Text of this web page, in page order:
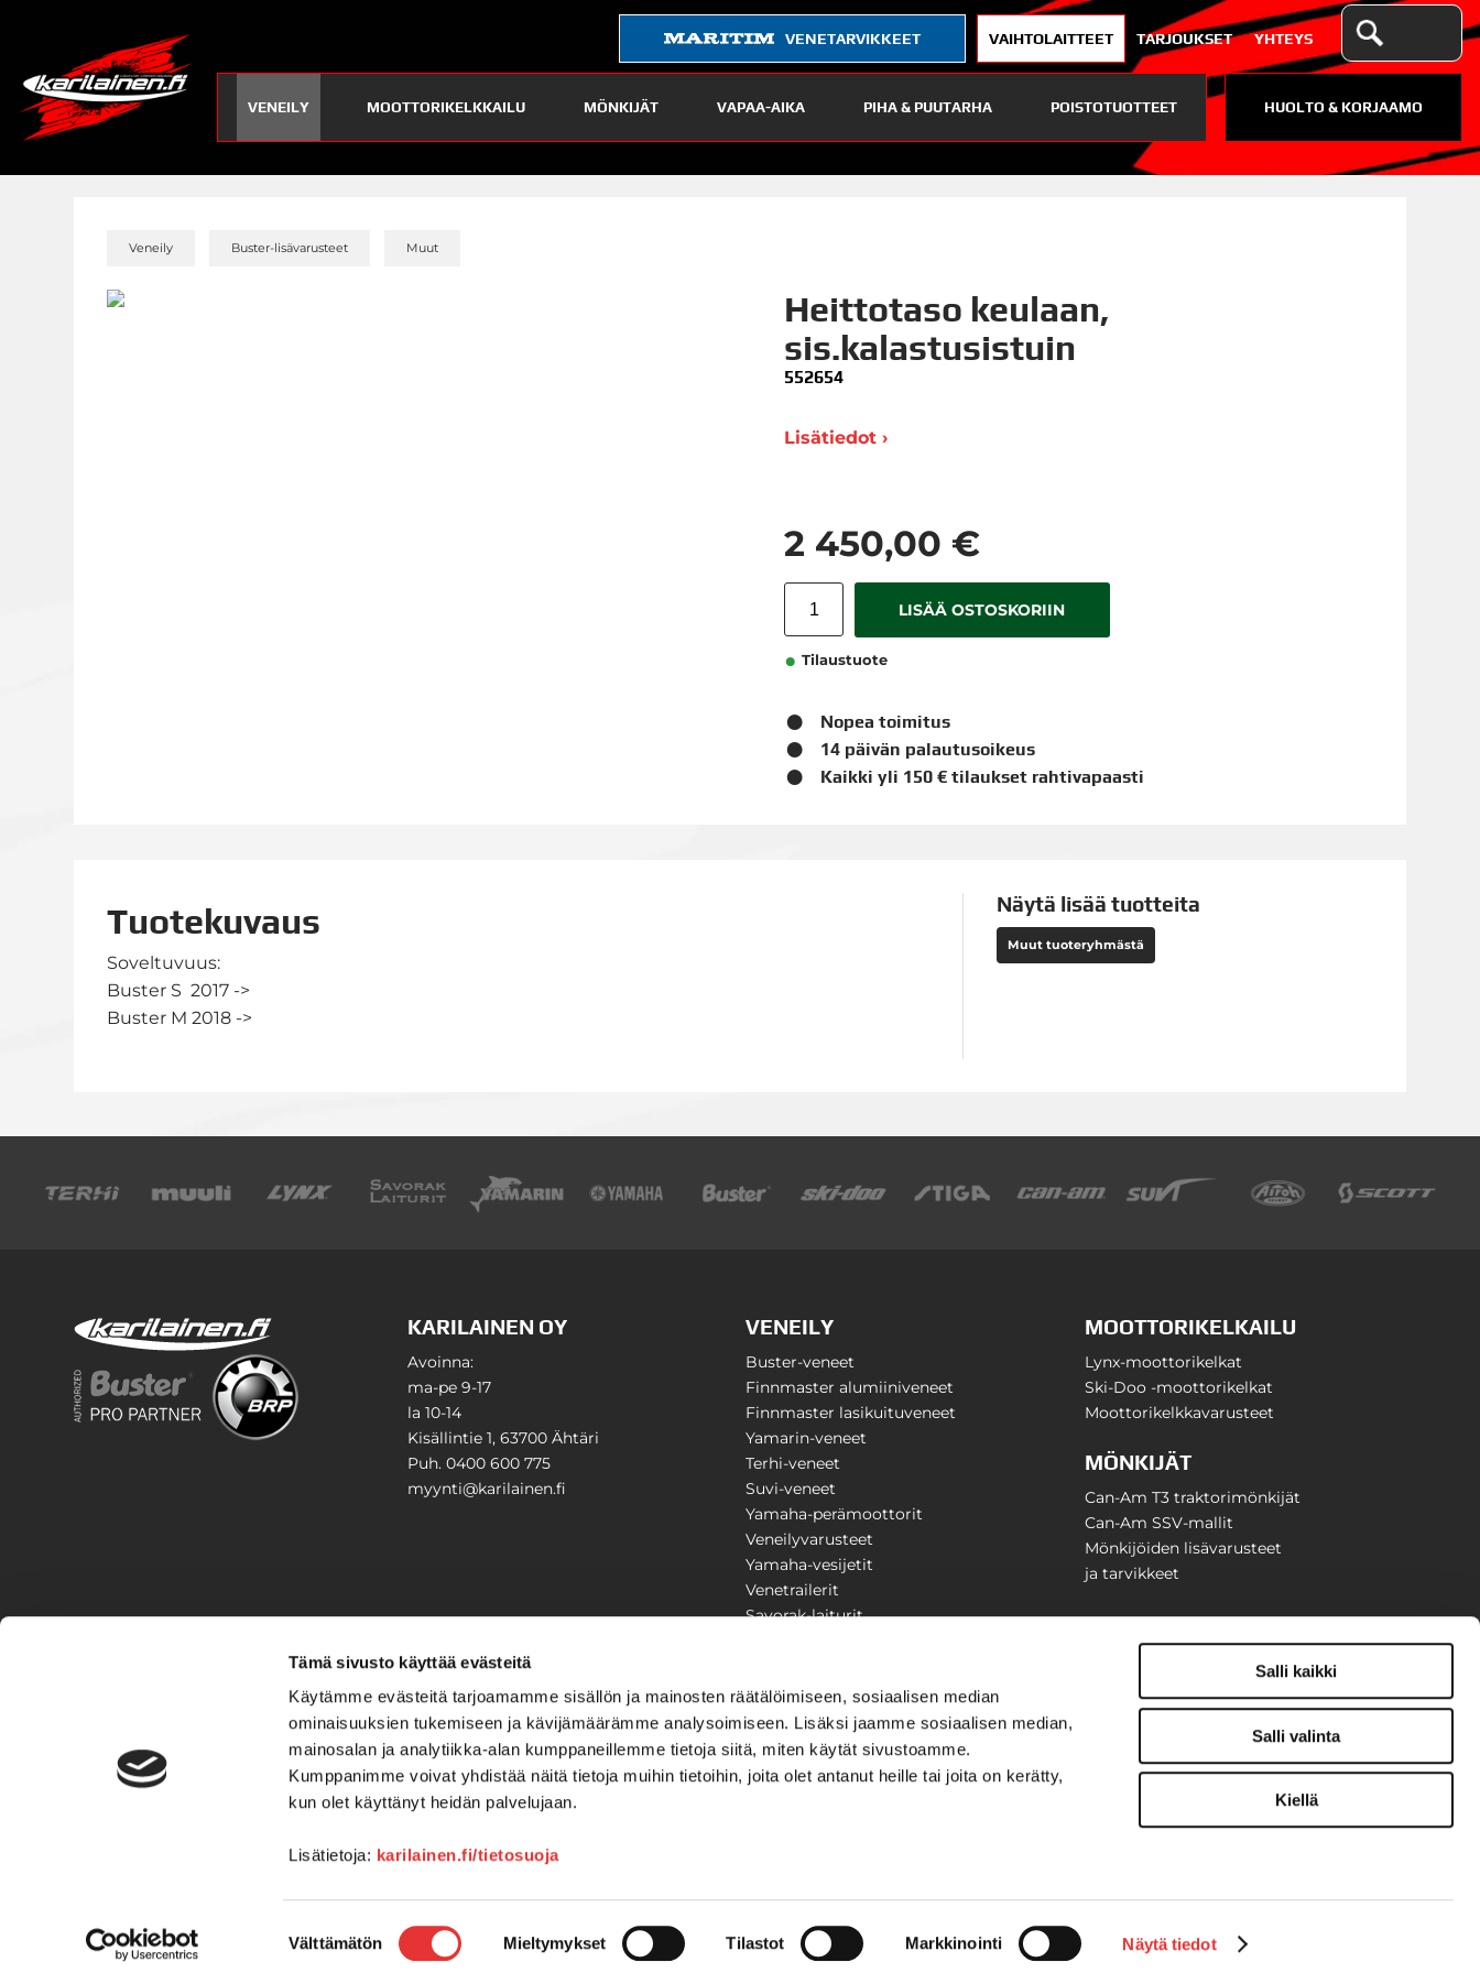
Tämä sivusto käyttää evästeitä
Käytämme evästeitä tarjoamamme sisällön ja mainosten räätälöimiseen, sosiaalisen median
ominaisuuksien tukemiseen ja kävijämäärämme analysoimiseen. Lisäksi jaamme sosiaalisen median,
mainosalan ja analytiikka-alan kumppaneillemme tietoja siitä, miten käytät sivustoamme.
Kumppanimme voivat yhdistää näitä tietoja muihin tietoihin, joita olet antanut heille tai joita on kerätty,
kun olet käyttänyt heidän palvelujaan.
Lisätietoja: karilainen.fi/tietosuoja
valinta
Välttämätön Mieltymykset Tilastot Markkinointi Näytä tiedot
Salli kaikki
Salli valinta
Kiellä
VENETARVIKKEET VAIHTOLAITTEET TARJOUKSET YHTEYS
VENEILY MOOTTORIKELKKAILU MÖNKIJÄT VAPAA-AIKA PIHA & PUUTARHA POISTOTUOTTEET HUOLTO & KORJAAMO
Veneily Buster-lisävarusteet Muut
Heittotaso keulaan,
sis.kalastusistuin
552654
Lisätiedot ›
2 450,00 €
LISÄÄ OSTOSKORIIN
Tilaustuote
Nopea toimitus
14 päivän palautusoikeus
Kaikki yli 150 € tilaukset rahtivapaasti
Tuotekuvaus
Soveltuvuus:
Buster S 2017 ->
Buster M 2018 ->
Näytä lisää tuotteita
Muut tuoteryhmästä
KARILAINEN OY
Avoinna:
ma-pe 9-17
la 10-14
Kisällintie 1, 63700 Ähtäri
Puh. 0400 600 775
myynti@karilainen.fi
VENEILY
Buster-veneet
Finnmaster alumiiniveneet
Finnmaster lasikuituveneet
Yamarin-veneet
Terhi-veneet
Suvi-veneet
Yamaha-perämoottorit
Veneilyvarusteet
Yamaha-vesijetit
Venetrailerit
Savorak-laiturit
MOOTTORIKELKAILU
Lynx-moottorikelkat
Ski-Doo -moottorikelkat
Moottorikelkkavarusteet
MÖNKIJÄT
Can-Am T3 traktorimönkijät
Can-Am SSV-mallit
Mönkijöiden lisävarusteet
ja tarvikkeet
PIHA & PUUTARHA
Stiga
VAIHTOLAITTEET
Veneet
Kelkat ja mönkijät
Yritysesittely
Yhteystiedot
Huolto ja korjaamo
Ajankohtaista